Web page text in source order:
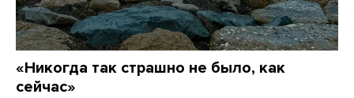
«Никогда так страшно не было, как
сейчас»